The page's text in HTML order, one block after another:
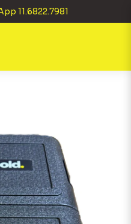
11.6822.7981